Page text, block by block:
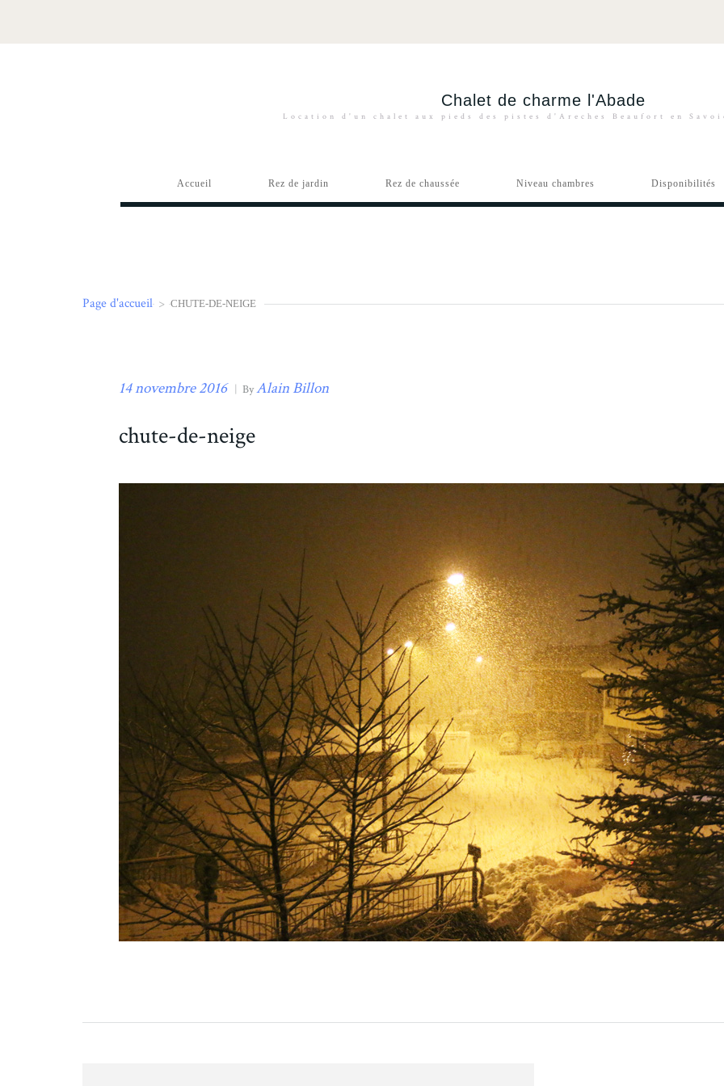
Chalet de charme l'Abade
Location d'un chalet aux pieds des pistes d'Areches Beaufort en
Accueil Rez de jardin Rez de chaussée Niveau chambres Disponibilités
Page d'accueil > CHUTE-DE-NEIGE
14 novembre 2016 | ByAlain Billon
chute-de-neige